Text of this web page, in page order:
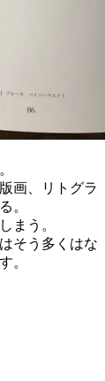
画、リトグラ
。
まう。
そう多くはな
。